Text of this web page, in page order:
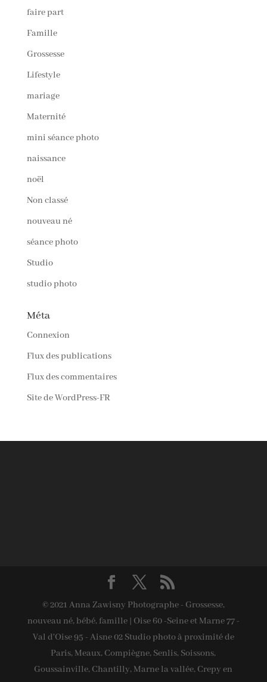
faire part
Famille
Grossesse
Lifestyle
mariage
Maternité
mini séance photo
naissance
noël
Non classé
nouveau né
séance photo
Studio
studio photo
Méta
Connexion
Flux des publications
Flux des commentaires
Site de WordPress-FR
© 2021 Anna Zawisny Photographe - Grossesse,
nouveau né, bébé, famille | Oise 60 -Seine et Marne 77 -
Val d'Oise 95 - Aisne 02 Studio photo à proximité de
Paris, Meaux, Compiègne, Senlis, Soissons,
Goussainville, Chantilly, Marne la vallée, Crepy en